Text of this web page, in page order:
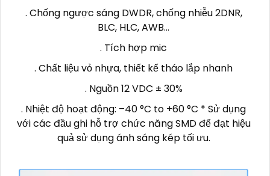
. Chống ngược sáng DWDR, chống nhiễu 2DNR,
BLC, HLC, AWB...
. Tích hợp mic
. Chất liệu vỏ nhựa, thiết kế tháo lắp nhanh
. Nguồn 12 VDC ± 30%
. Nhiệt độ hoạt động: –40 °C to +60 °C * Sử dụng
với các đầu ghi hỗ trợ chức năng SMD để đạt hiệu
quả sử dụng ánh sáng kép tối ưu.